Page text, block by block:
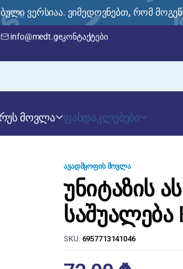
ვერსიაა. ვიმედოვნებთ, რომ
info@medt.geკონტაქტები
მოვლა ფასდაკლებები
ᲐᲕᲐᲓᲛᲧᲝᲤᲘᲡ ᲛᲝᲕᲚᲐ
უნიტაზის
საშუალება
SKU: 6957713141046